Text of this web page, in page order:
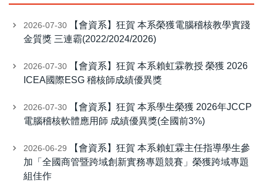
2026-07-30
【會資系】狂賀 本系榮獲電腦稽核教學實踐
金質獎 三連霸(2022/2024/2026)
2026-07-30
【會資系】狂賀 本系賴虹霖教授 榮獲 2026
ICEA國際ESG 稽核師成績優異獎
2026-07-30
【會資系】狂賀 本系學生榮獲 2026年JCCP
電腦稽核軟體應用師 成績優異獎(全國前3%)
2026-06-29
【會資系】狂賀 本系賴虹霖主任指導學生參
加「全國商管暨跨域創新實務專題競賽」榮獲跨域專題
組佳作